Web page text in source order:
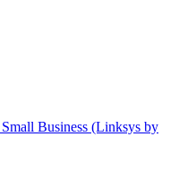
Business (Linksys by